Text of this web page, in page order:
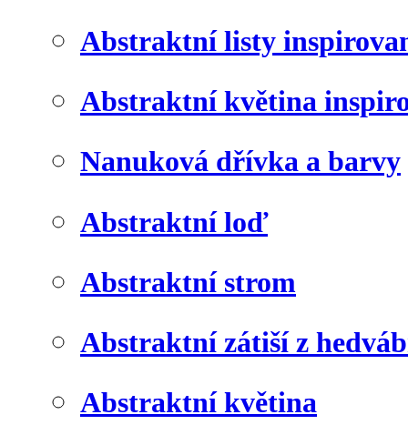
Abstraktní listy
Abstraktní květina
Nanuková dřívka a barvy
Abstraktní loď
Abstraktní strom
Abstraktní zátiší z
Abstraktní květina